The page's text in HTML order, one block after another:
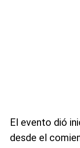
El evento dió
desde el